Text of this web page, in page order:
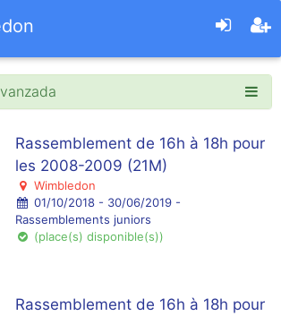
Rassemblement de 16h à 18h pour
les 2008-2009 (21M)
Wimbledon
01/10/2018 - 30/06/2019 -
Rassemblements juniors
(place(s) disponible(s))
Rassemblement de 16h à 18h pour